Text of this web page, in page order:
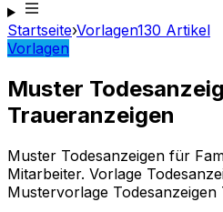
Startseite›Vorlagen130 Artikel
Vorlagen
Muster
Traueranzeigen
Muster Todesanzeigen für
Mitarbeiter. Vorlage
Mustervorlage Todesanzeigen